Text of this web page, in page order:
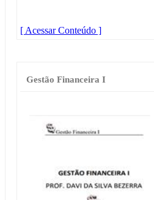
[ Acessar Conteúdo ]
Gestão Financeira I